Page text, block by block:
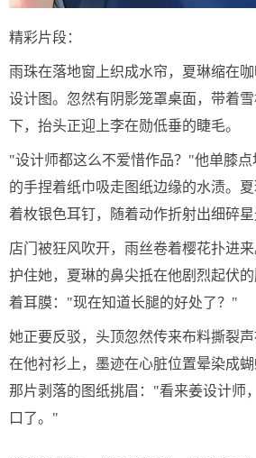
精彩片段：
雨珠在落地窗上织成水帘，夏琳缩在
设计图。忽然有阴影笼罩桌面，带着
下，抬头正迎上李在勋低垂的睫毛。
"设计师都这么不爱惜作品？"他单膝
的手捏着纸巾吸走图纸边缘的水渍。
着枚银色耳钉，随着动作折射出细碎星
店门被狂风吹开，雨丝卷着樱花扑进
护住她，夏琳的鼻尖抵在他剧烈起伏
着耳膜："现在知道长腿的好处了？"
她正要反驳，头顶忽然传来布料撕裂
在他衬衫上，墨迹在心脏位置晕染成
那片剥落的图纸挑眉："看来姜设计师
口了。"